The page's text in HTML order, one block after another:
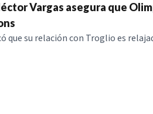
Vargas asegura que
que su relación con Troglio es